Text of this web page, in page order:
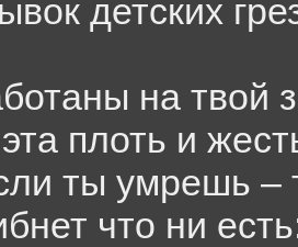
детских
на твой
плоть и
ты умрешь –
что ни